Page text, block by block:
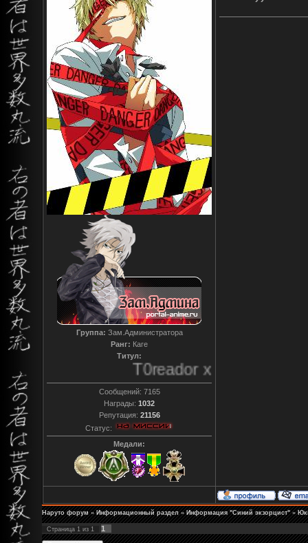
Группа: Зам.Администратора
Ранг: Каге
Титул:
T0reador xD
Сообщений: 7165
Награды: 1032
Репутация: 21156
Статус:
Медали:
Наруто форум » Информационный раздел » Информация "Синий экзорцист" »
Страница 1 из 1 1